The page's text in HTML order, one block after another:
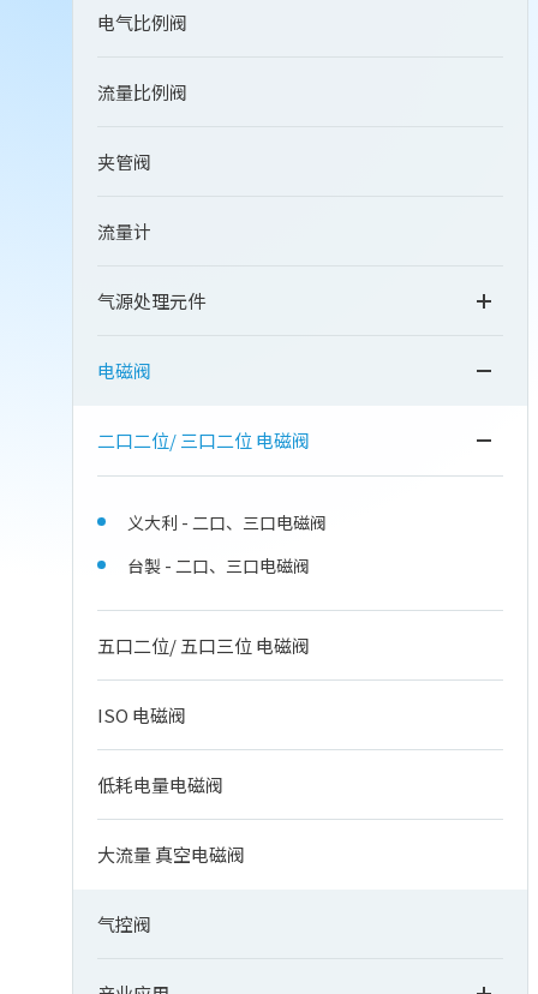
电气比例阀
流量比例阀
夹管阀
流量计
气源处理元件
电磁阀
二口二位/ 三口二位 电磁阀
义大利 - 二口、三口电磁阀
台製 - 二口、三口电磁阀
五口二位/ 五口三位 电磁阀
ISO 电磁阀
低耗电量电磁阀
大流量 真空电磁阀
气控阀